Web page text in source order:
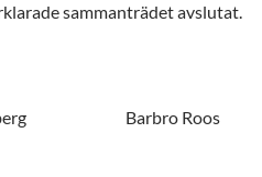
sammanträdet avslutat.
Barbro Roos